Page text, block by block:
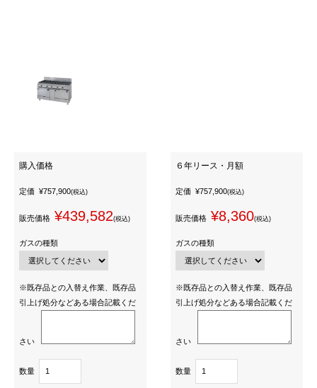
購入価格
定価 ¥757,900(税込)
販売価格 ¥439,582(税込)
ガスの種類
※既存品との入替え作業、既存品
引上げ処分などある場合記載くだ
さい
数量
６年リース・月額
定価 ¥757,900(税込)
販売価格 ¥8,360(税込)
ガスの種類
※既存品との入替え作業、既存品
引上げ処分などある場合記載くだ
さい
数量